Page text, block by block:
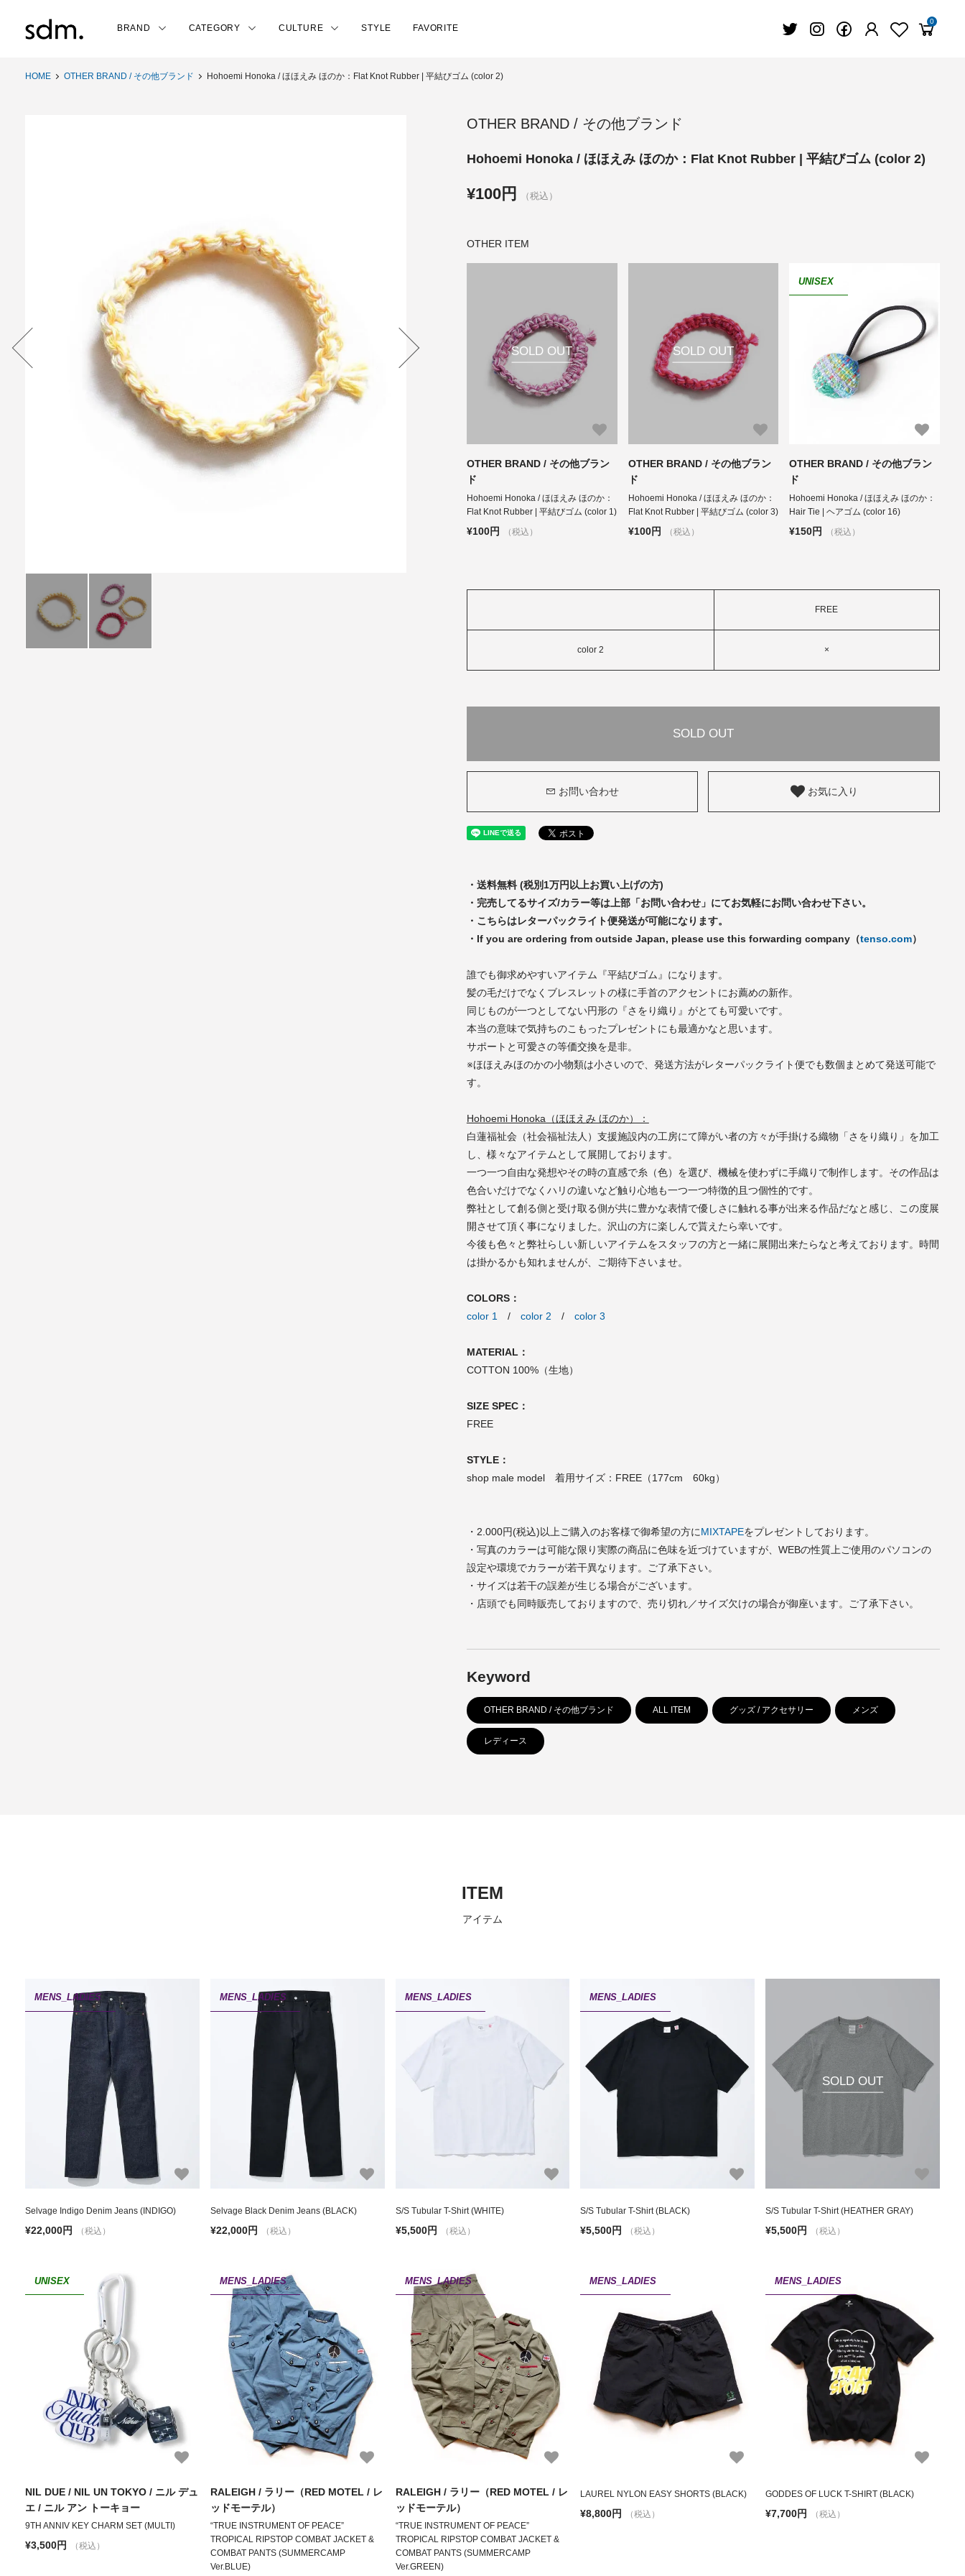
BRAND CATEGORY CULTURE STYLE FAVORITE
0
HOME OTHER BRAND / その他ブランド Hohoemi Honoka / ほほえみ ほのか：Flat Knot Rubber | 平結びゴム (color 2)
OTHER BRAND / その他ブランド
Hohoemi Honoka / ほほえみ ほのか：Flat Knot Rubber | 平結びゴム (color 2)
¥100円 （税込）
OTHER ITEM
SOLD OUT
OTHER BRAND / その他ブラン
ド
Hohoemi Honoka / ほほえみ ほのか：
Flat Knot Rubber | 平結びゴム (color 1)
¥100円 （税込）
SOLD OUT
OTHER BRAND / その他ブラン
ド
Hohoemi Honoka / ほほえみ ほのか：
Flat Knot Rubber | 平結びゴム (color 3)
¥100円 （税込）
UNISEX
OTHER BRAND / その他ブラン
ド
Hohoemi Honoka / ほほえみ ほのか：
Hair Tie | ヘアゴム (color 16)
¥150円 （税込）
FREE
color 2 ×
SOLD OUT
お問い合わせ お気に入り
・送料無料 (税別1万円以上お買い上げの方)
・完売してるサイズ/カラー等は上部「お問い合わせ」にてお気軽にお問い合わせ下さい。
・こちらはレターパックライト便発送が可能になります。
・If you are ordering from outside Japan, please use this forwarding company（tenso.com）
誰でも御求めやすいアイテム『平結びゴム』になります。
髪の毛だけでなくブレスレットの様に手首のアクセントにお薦めの新作。
同じものが一つとしてない円形の『さをり織り』がとても可愛いです。
本当の意味で気持ちのこもったプレゼントにも最適かなと思います。
サポートと可愛さの等価交換を是非。
※ほほえみほのかの小物類は小さいので、発送方法がレターパックライト便でも数個まとめて発送可能で
す。
Hohoemi Honoka（ほほえみ ほのか）：
白蓮福祉会（社会福祉法人）支援施設内の工房にて障がい者の方々が手掛ける織物「さをり織り」を加工
し、様々なアイテムとして展開しております。
一つ一つ自由な発想やその時の直感で糸（色）を選び、機械を使わずに手織りで制作します。その作品は
色合いだけでなくハリの違いなど触り心地も一つ一つ特徴的且つ個性的です。
弊社として創る側と受け取る側が共に豊かな表情で優しさに触れる事が出来る作品だなと感じ、この度展
開させて頂く事になりました。沢山の方に楽しんで貰えたら幸いです。
今後も色々と弊社らしい新しいアイテムをスタッフの方と一緒に展開出来たらなと考えております。時間
は掛かるかも知れませんが、ご期待下さいませ。
COLORS：
color 1
/ color 2 / color 3
MATERIAL：
COTTON 100%（生地）
SIZE SPEC：
FREE
STYLE：
shop male model 着用サイズ：FREE（177cm 60kg）
・2.000円(税込)以上ご購入のお客様で御希望の方にMIXTAPEをプレゼントしております。
・写真のカラーは可能な限り実際の商品に色味を近づけていますが、WEBの性質上ご使用のパソコンの
設定や環境でカラーが若干異なります。ご了承下さい。
・サイズは若干の誤差が生じる場合がございます。
・店頭でも同時販売しておりますので、売り切れ／サイズ欠けの場合が御座います。ご了承下さい。
Keyword
OTHER BRAND / その他ブランド ALL ITEM グッズ / アクセサリー メンズ
レディース
ITEM
アイテム
MENS_LADIES
Selvage Indigo Denim Jeans (INDIGO)
¥22,000円 （税込）
MENS_LADIES
Selvage Black Denim Jeans (BLACK)
¥22,000円 （税込）
MENS_LADIES
S/S Tubular T-Shirt (WHITE)
¥5,500円 （税込）
MENS_LADIES
S/S Tubular T-Shirt (BLACK)
¥5,500円 （税込）
SOLD OUT
S/S Tubular T-Shirt (HEATHER GRAY)
¥5,500円 （税込）
UNISEX
NIL DUE / NIL UN TOKYO / ニル デュ
エ / ニル アン トーキョー
9TH ANNIV KEY CHARM SET (MULTI)
¥3,500円 （税込）
MENS_LADIES
RALEIGH / ラリー（RED MOTEL / レ
ッドモーテル）
“TRUE INSTRUMENT OF PEACE”
TROPICAL RIPSTOP COMBAT JACKET &
COMBAT PANTS (SUMMERCAMP
Ver.BLUE)
MENS_LADIES
RALEIGH / ラリー（RED MOTEL / レ
ッドモーテル）
“TRUE INSTRUMENT OF PEACE”
TROPICAL RIPSTOP COMBAT JACKET &
COMBAT PANTS (SUMMERCAMP
Ver.GREEN)
MENS_LADIES
LAUREL NYLON EASY SHORTS (BLACK)
¥8,800円 （税込）
MENS_LADIES
GODDES OF LUCK T-SHIRT (BLACK)
¥7,700円 （税込）